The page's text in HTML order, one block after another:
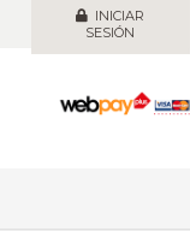
INICIAR
SESIÓN